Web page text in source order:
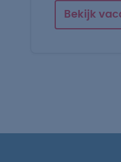
Bekijk